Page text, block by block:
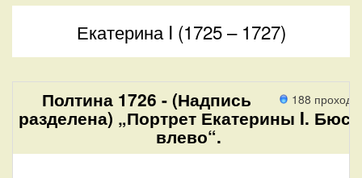
Екатерина I (1725 – 1727)
188
Полтина 1726 - (Надпись
разделена) „Портрет Екатерины I. Бюст
влево“.